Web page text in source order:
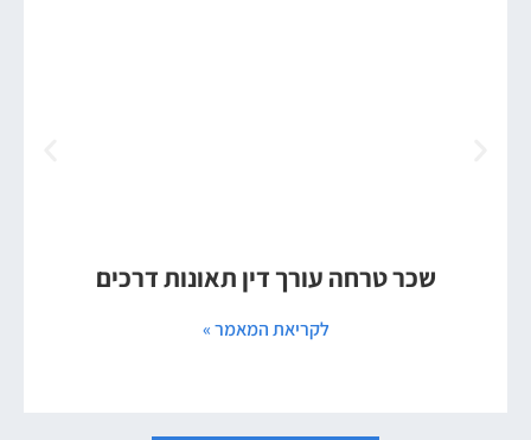
שכר טרחה עורך דין תאונות דרכים
לקריאת המאמר »